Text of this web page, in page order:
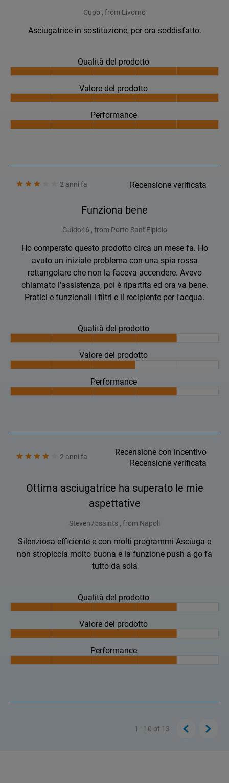
Cupo , from Livorno
Asciugatrice in sostituzione, per ora soddisfatto.
Qualità del prodotto
Valore del prodotto
Performance
2 anni fa Recensione verificata
Funziona bene
Guido46 , from Porto Sant'Elpidio
Ho comperato questo prodotto circa un mese fa. Ho
avuto un iniziale problema con una spia rossa
rettangolare che non la faceva accendere. Avevo
chiamato l'assistenza, poi è ripartita ed ora va bene.
Pratici e funzionali i filtri e il recipiente per l'acqua.
Qualità del prodotto
Valore del prodotto
Performance
2 anni fa
Recensione con incentivo
Recensione verificata
Ottima asciugatrice ha superato le mie
aspettative
Steven75saints , from Napoli
Silenziosa efficiente e con molti programmi Asciuga e
non stropiccia molto buona e la funzione push a go fa
tutto da sola
Qualità del prodotto
Valore del prodotto
Performance
1 - 10 of 13